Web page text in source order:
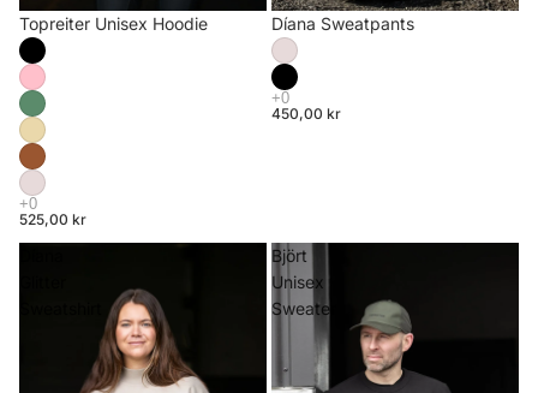
Topreiter Unisex Hoodie
525,00 kr
Díana Sweatpants
450,00 kr
Björt
Unisex
Sweater